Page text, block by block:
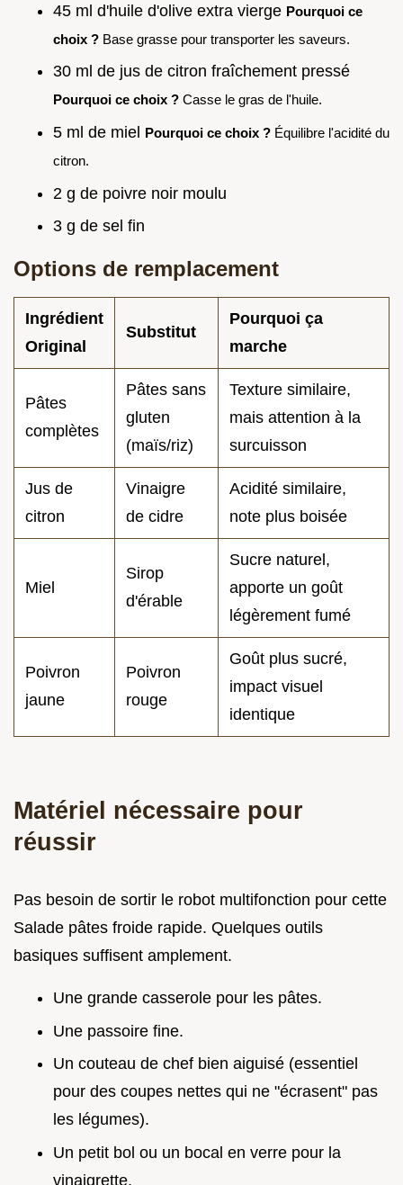
45 ml d'huile d'olive extra vierge Pourquoi ce
choix ? Base grasse pour transporter les saveurs.
30 ml de jus de citron fraîchement pressé
Pourquoi ce choix ? Casse le gras de l'huile.
5 ml de miel Pourquoi ce choix ? Équilibre l'acidité du
citron.
2 g de poivre noir moulu
3 g de sel fin
Options de remplacement
Ingrédient
Original
Substitut
Pourquoi ça
marche
Pâtes
complètes
Pâtes sans
gluten
(maïs/riz)
Texture similaire,
mais attention à la
surcuisson
Jus de
citron
Vinaigre
de cidre
Acidité similaire,
note plus boisée
Miel
Sirop
d'érable
Sucre naturel,
apporte un goût
légèrement fumé
Poivron
jaune
Poivron
rouge
Goût plus sucré,
impact visuel
identique
Matériel nécessaire pour
réussir
Pas besoin de sortir le robot multifonction pour cette
Salade pâtes froide rapide. Quelques outils
basiques suffisent amplement.
Une grande casserole pour les pâtes.
Une passoire fine.
Un couteau de chef bien aiguisé (essentiel
pour des coupes nettes qui ne "écrasent" pas
les légumes).
Un petit bol ou un bocal en verre pour la
vinaigrette.